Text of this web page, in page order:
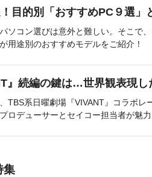
目的別「おすすめPC９選」
ソコン選びは意外と難しい。そこで
用途別のおすすめモデルをご紹介！
』続編の鍵は…世界観表現
TBS系日曜劇場『VIVANT』コラボレ
ロデューサーとセイコー担当者が魅力
集